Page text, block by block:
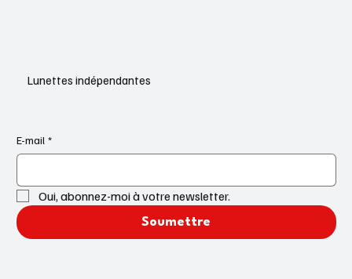
Lunettes indépendantes
E-mail *
Oui, abonnez-moi à votre newsletter.
Soumettre